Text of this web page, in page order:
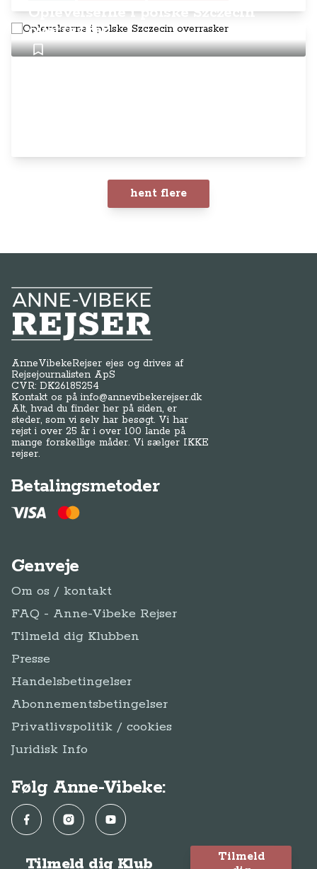
Oplevelserne i polske Szczecin
overrasker
hent flere
Anne-Vibeke Rejser
AnneVibekeRejser ejes og drives af
Rejsejournalisten ApS
CVR: DK26185254
Kontakt os påinfo@annevibekerejser.dk
Alt, hvad du finder her på siden, er
steder, som vi selv har besøgt. Vi har
rejst i over 25 år i over 100 lande på
mange forskellige måder. Vi sælger IKKE
rejser.
Betalingsmetoder
Genveje
Om os / kontakt
FAQ - Anne-Vibeke Rejser
Tilmeld dig Klubben
Presse
Handelsbetingelser
Abonnementsbetingelser
Privatlivspolitik / cookies
Juridisk Info
Følg Anne-Vibeke:
FacebookInstagramYouTube
Tilmeld dig Klub
Tilmeld